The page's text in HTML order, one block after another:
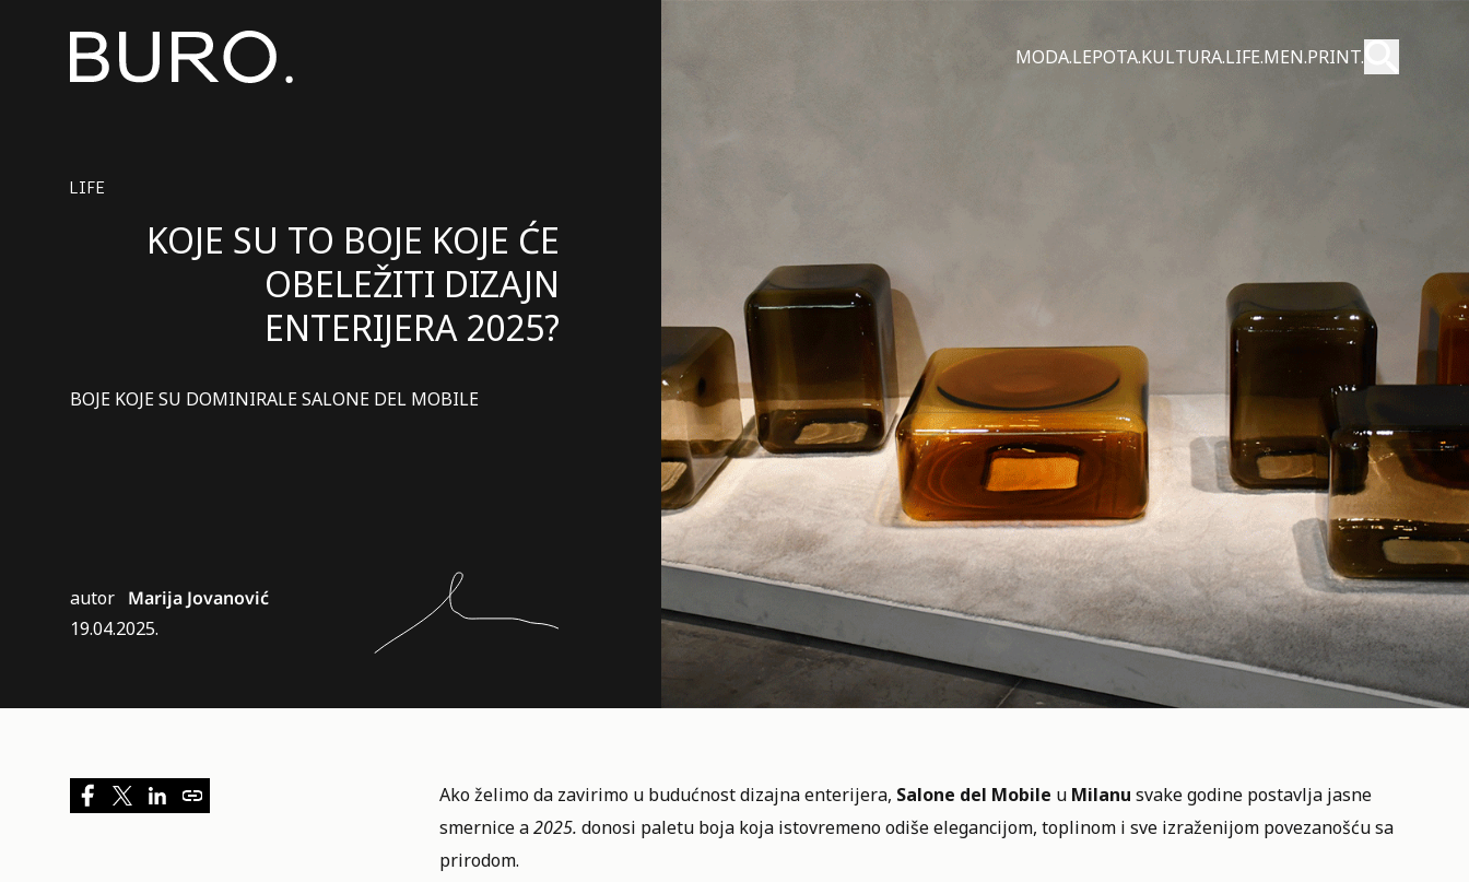
MODA.LEPOTA.KULTURA.LIFE.MEN.PRINT. Pretraži
LIFE
KOJE SU TO BOJE KOJE ĆE
OBELEŽITI DIZAJN
ENTERIJERA 2025?
BOJE KOJE SU DOMINIRALE SALONE DEL MOBILE
autor Marija Jovanović
19.04.2025.
Ako želimo da zavirimo u budućnost dizajna enterijera, Salone del Mobile u Milanu svake godine postavlja jasne
smernice a2025. donosi paletu boja koja istovremeno odiše elegancijom, toplinom i sve izraženijom povezanošću sa
prirodom.